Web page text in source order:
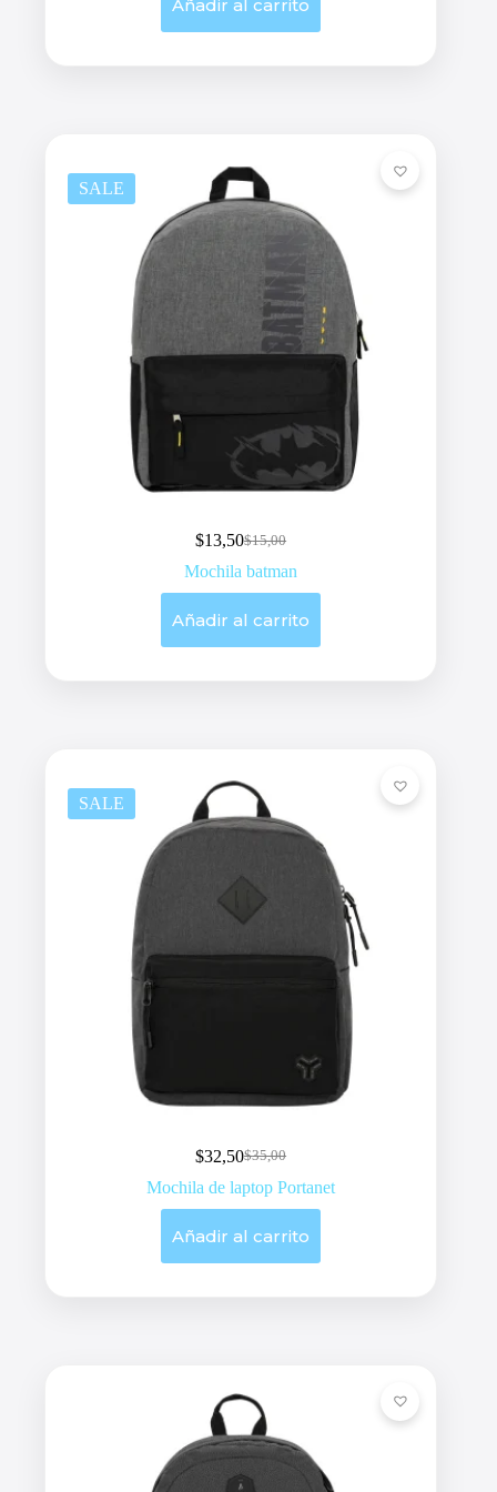
Añadir al carrito
SALE
$15,00
Original
price
was:
$13,50Current
price
is:
Mochila batman
Añadir al carrito
SALE
$35,00
Original
price
$32,50Current
price
Mochila de laptop Portanet
Añadir al carrito